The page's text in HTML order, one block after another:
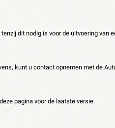
dit nodig is voor de uitvoering
kunt u contact opnemen met de
pagina voor de laatste versie.